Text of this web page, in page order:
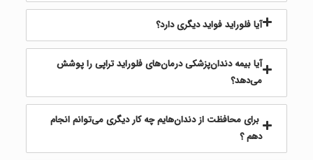
آیا فلوراید فواید دیگری دارد؟
آیا بیمه دندان‌پزشکی درمان‌های فلوراید تراپی را پوشش
می‌دهد؟
برای محافظت از دندان‌هایم چه کار دیگری می‌توانم انجام
دهم ؟